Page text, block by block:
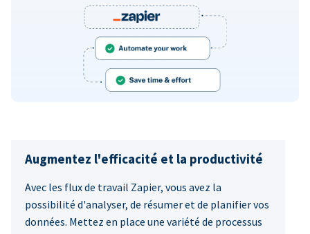
Augmentez l'efficacité et la productivité
Avec les flux de travail Zapier, vous avez la
possibilité d'analyser, de résumer et de planifier vos
données. Mettez en place une variété de processus